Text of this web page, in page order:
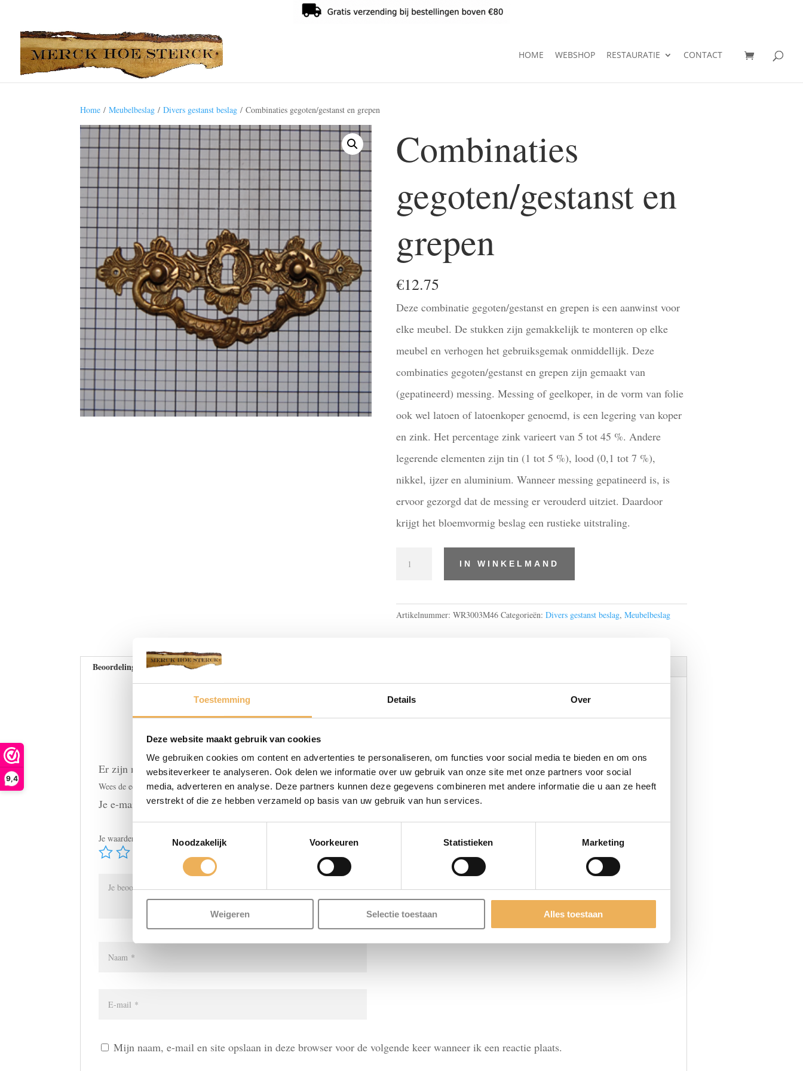
Toestemming Details Over
Deze website maakt gebruik van cookies
We gebruiken cookies om content en advertenties te personaliseren, om functies voor social media te bieden en om ons
websiteverkeer te analyseren. Ook delen we informatie over uw gebruik van onze site met onze partners voor social
media, adverteren en analyse. Deze partners kunnen deze gegevens combineren met andere informatie die u aan ze heeft
verstrekt of die ze hebben verzameld op basis van uw gebruik van hun services.
Noodzakelijk
Voorkeuren Statistieken Marketing
Weigeren Selectie toestaan Alles toestaan
9,4
HOME WEBSHOP RESTAURATIE CONTACT
Home /Meubelbeslag /Divers gestanst beslag / Combinaties gegoten/gestanst en grepen
Combinaties
gegoten/gestanst en
grepen
€12.75
Deze combinatie gegoten/gestanst en grepen is een aanwinst voor
elke meubel. De stukken zijn gemakkelijk te monteren op elke
meubel en verhogen het gebruiksgemak onmiddellijk. Deze
combinaties gegoten/gestanst en grepen zijn gemaakt van
(gepatineerd) messing. Messing of geelkoper, in de vorm van folie
ook wel latoen of latoenkoper genoemd, is een legering van koper
en zink. Het percentage zink varieert van 5 tot 45 %. Andere
legerende elementen zijn tin (1 tot 5 %), lood (0,1 tot 7 %),
nikkel, ijzer en aluminium. Wanneer messing gepatineerd is, is
ervoor gezorgd dat de messing er verouderd uitziet. Daardoor
krijgt het bloemvormig beslag een rustieke uitstraling.
gegoten/gestanst
IN WINKELMAND
Artikelnummer: WR3003M46 Categorieën: Divers gestanst beslag, Meubelbeslag
Beoordelingen (0)
BEOORDELINGEN
Er zijn nog geen beoordelingen.
Wees de eerste om “Combinaties gegoten/gestanst en grepen” te beoordelen
Je e-mailadres wordt niet gepubliceerd. Vereiste velden zijn gemarkeerd met*
Je waardering
Mijn naam, e-mail en site opslaan in deze browser voor de volgende keer wanneer ik een reactie plaats.